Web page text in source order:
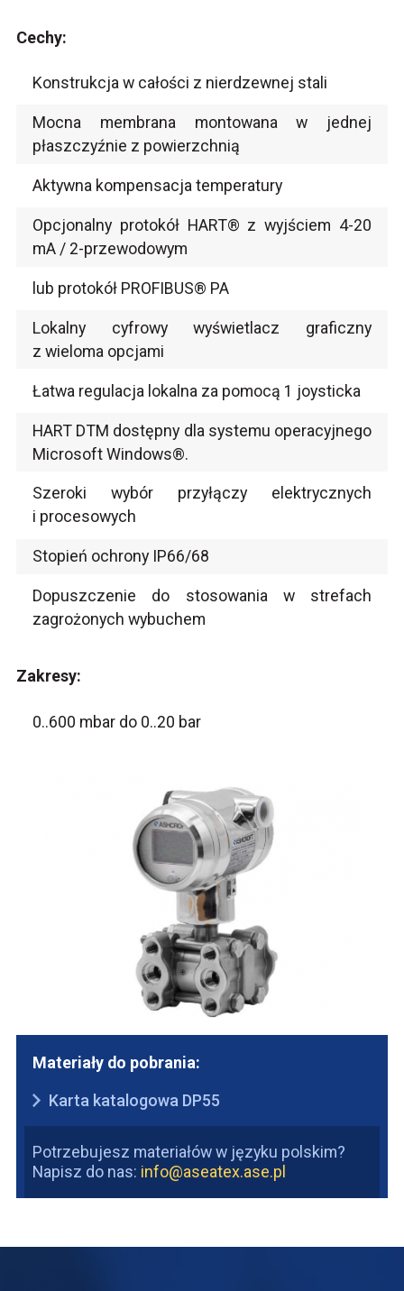
Cechy:
Konstrukcja w całości z nierdzewnej stali
Mocna membrana montowana w jednej
płaszczyźnie z powierzchnią
Aktywna kompensacja temperatury
Opcjonalny protokół HART® z wyjściem 4-20
mA / 2-przewodowym
lub protokół PROFIBUS® PA
Lokalny cyfrowy wyświetlacz graficzny
z wieloma opcjami
Łatwa regulacja lokalna za pomocą 1 joysticka
HART DTM dostępny dla systemu operacyjnego
Microsoft Windows®.
Szeroki wybór przyłączy elektrycznych
i procesowych
Stopień ochrony IP66/68
Dopuszczenie do stosowania w strefach
zagrożonych wybuchem
Zakresy:
0..600 mbar do 0..20 bar
Materiały do pobrania:
Karta katalogowa DP55
Potrzebujesz materiałów w języku polskim?
Napisz do nas: info@aseatex.ase.pl